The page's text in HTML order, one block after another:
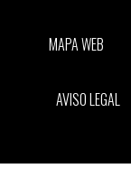
MAPA WEB
AVISO LEGAL